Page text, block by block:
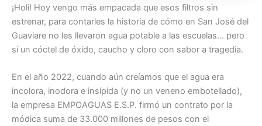
¡Holi! Hoy vengo más empacada que esos filtros sin
estrenar, para contarles la historia de cómo en San José del
Guaviare no les llevaron agua potable a las escuelas… pero
sí un cóctel de óxido, caucho y cloro con sabor a tragedia.
En el año 2022, cuando aún creíamos que el agua era
incolora, inodora e insípida (y no un veneno embotellado),
la empresa EMPOAGUAS E.S.P. firmó un contrato por la
módica suma de 33.000 millones de pesos con el